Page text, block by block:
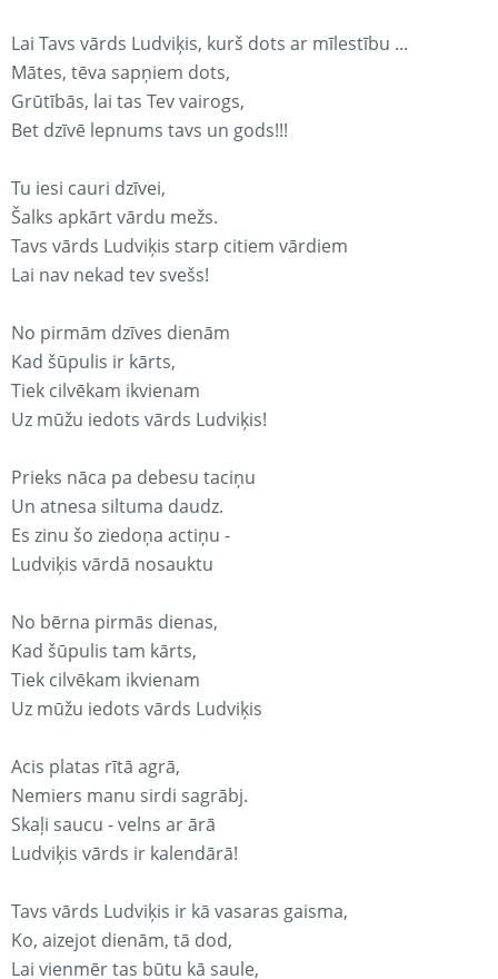
Lai Tavs vārds Ludviķis, kurš dots ar mīlestību ...
Mātes, tēva sapņiem dots,
Grūtībās, lai tas Tev vairogs,
Bet dzīvē lepnums tavs un gods!!!
Tu iesi cauri dzīvei,
Šalks apkārt vārdu mežs.
Tavs vārds Ludviķis starp citiem vārdiem
Lai nav nekad tev svešs!
No pirmām dzīves dienām
Kad šūpulis ir kārts,
Tiek cilvēkam ikvienam
Uz mūžu iedots vārds Ludviķis!
Prieks nāca pa debesu taciņu
Un atnesa siltuma daudz.
Es zinu šo ziedoņa actiņu -
Ludviķis vārdā nosauktu
No bērna pirmās dienas,
Kad šūpulis tam kārts,
Tiek cilvēkam ikvienam
Uz mūžu iedots vārds Ludviķis
Acis platas rītā agrā,
Nemiers manu sirdi sagrābj.
Skaļi saucu - velns ar ārā
Ludviķis vārds ir kalendārā!
Tavs vārds Ludviķis ir kā vasaras gaisma,
Ko, aizejot dienām, tā dod,
Lai vienmēr tas būtu kā saule,